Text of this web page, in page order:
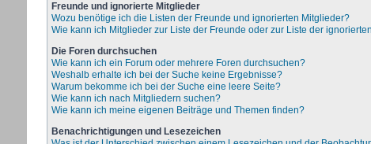
Freunde und ignorierte Mitglieder
Wozu benötige ich die Listen der Freunde und ignorierten Mitglieder?
Wie kann ich Mitglieder zur Liste der Freunde oder zur Liste der
Die Foren durchsuchen
Wie kann ich ein Forum oder mehrere Foren durchsuchen?
Weshalb erhalte ich bei der Suche keine Ergebnisse?
Warum bekomme ich bei der Suche eine leere Seite?
Wie kann ich nach Mitgliedern suchen?
Wie kann ich meine eigenen Beiträge und Themen finden?
Benachrichtigungen und Lesezeichen